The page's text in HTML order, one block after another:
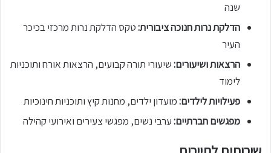
שנה
הדלקת נרות חנוכה ציבורית:טקס הדלקת נרות מרכזי בכיכר
העיר
הרצאות ושיעורים:שיעורי תורה קבועים, הרצאות אורח ותוכניות
לימוד
פעילויות לילדים:מועדון ילדים, מחנות קיץ ותוכניות חינוכיות
מפגשים חברתיים:ערבי נשים, מפגשי צעירים ואירועי קהילה